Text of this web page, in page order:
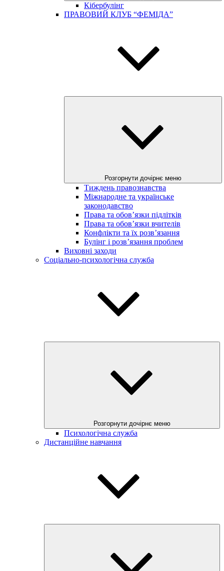
Кібербулінг
ПРАВОВИЙ КЛУБ “ФЕМІДА”
Розгорнути дочірнє меню
Тиждень правознавства
Міжнародне та українське
законодавство
Права та обов’язки підлітків
Права та обов’язки вчителів
Конфлікти та їх розв’язання
Булінг і розв’язання проблем
Виховні заходи
Соціально-психологічна служба
Розгорнути дочірнє меню
Психологічна служба
Дистанційне навчання